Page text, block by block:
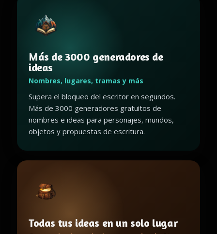
Más de 3000 generadores de
ideas
Nombres, lugares, tramas y más
Supera el bloqueo del escritor en segundos.
Más de 3000 generadores gratuitos de
nombres e ideas para personajes, mundos,
objetos y propuestas de escritura.
Todas tus ideas en un solo lugar